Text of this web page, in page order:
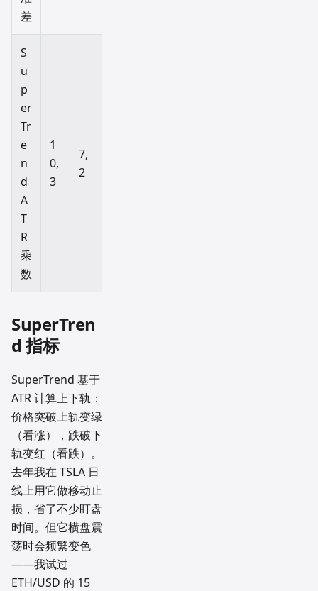
差
S
u
p
er
Tr
e
n
d
A
T
R
乘
数
1
0,
3
7,
2
SuperTren
d 指标
SuperTrend 基于
ATR 计算上下轨：
价格突破上轨变绿
（看涨），跌破下
轨变红（看跌）。
去年我在 TSLA 日
线上用它做移动止
损，省了不少盯盘
时间。但它横盘震
荡时会频繁变色
——我试过
ETH/USD 的 15